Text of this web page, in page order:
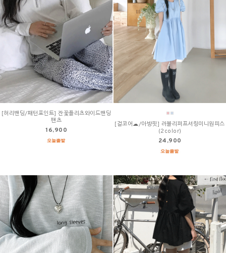
[허리밴딩/패턴포인트] 잔꽃플리츠와이드밴딩
팬츠
16,900
[걸코어☁/아방핏] 러블리퍼프셔링미니원피스
(2color)
24,900